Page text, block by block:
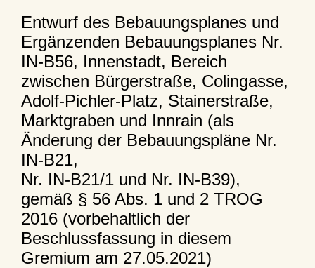
Entwurf des Bebauungsplanes und
Ergänzenden Bebauungsplanes Nr.
IN-B56, Innenstadt, Bereich
zwischen Bürgerstraße, Colingasse,
Adolf-Pichler-Platz, Stainerstraße,
Marktgraben und Innrain (als
Änderung der Bebauungspläne Nr.
IN-B21,
Nr. IN-B21/1 und Nr. IN-B39),
gemäß § 56 Abs. 1 und 2 TROG
2016 (vorbehaltlich der
Beschlussfassung in diesem
Gremium am 27.05.2021)